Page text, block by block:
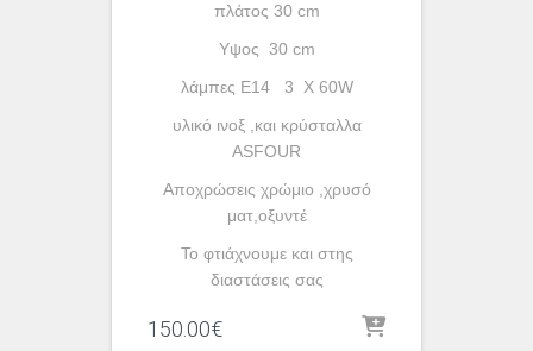
πλάτος 30 cm
Υψος 30 cm
λάμπες Ε14 3 X 60W
υλικό ινοξ ,και κρύσταλλα
ASFOUR
Aποχρώσεις χρώμιο ,χρυσό
ματ,οξυντέ
To φτιάχνουμε και στης
διαστάσεις σας
150.00€